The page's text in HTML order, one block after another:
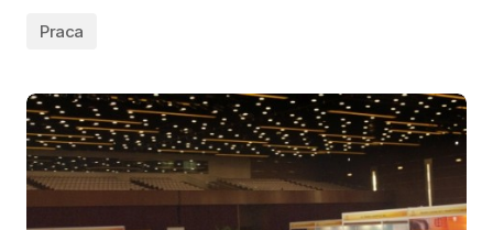
Praca